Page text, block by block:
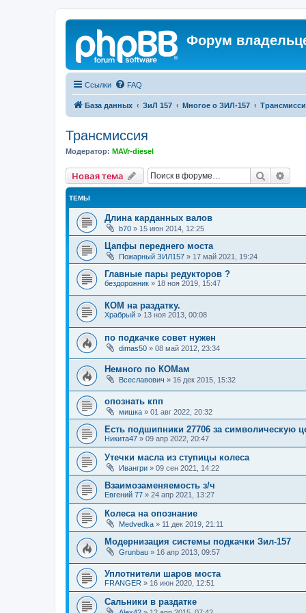
Форум
Ссылки FAQ
База данных ЗиЛ 157 Многое о ЗИЛ-157
Трансмиссия
Модератор: MAVr-diesel
Новая тема Поиск
ТЕМЫ
Длина карданных валов
b70 » 15 июн 2014, 12:25
Цапфы переднего моста
Пожарный ЗИЛ157 » 17 май 2021, 19:24
Главные пары редукторов ?
бездорожник » 18 ноя 2019, 15:47
КОМ на раздатку.
Храбрый » 13 ноя 2013, 00:08
по подкачке совет нужен
dimas50 » 08 май 2012, 23:34
Немного по КОМам
Всеславович » 16 дек 2015, 15:32
опознать кпп
мишка » 01 авг 2022, 20:32
Есть подшипники 27706 за символическую
Никита47 » 09 апр 2022, 20:47
Утечки масла из ступицы колеса
Ивангри » 09 сен 2021, 14:22
Взаимозаменяемость з/ч
Евгений 77 » 24 апр 2021, 13:27
Колеса на опознание
Medvedka » 11 дек 2019, 21:11
Модернизация системы подкачки Зил-157
Grunbau » 16 апр 2013, 09:57
Уплотнители шаров моста
FRANGER » 16 июн 2020, 12:51
Сальники в раздатке